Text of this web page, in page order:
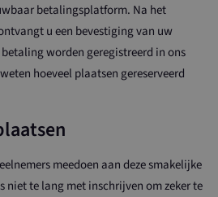
betalingsplatform. Na het
u een bevestiging van uw
worden geregistreerd in ons
hoeveel plaatsen gereserveerd
meedoen aan deze smakelijke
niet te lang met inschrijven om zeker te